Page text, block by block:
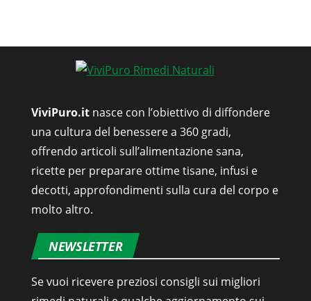
ViviPuro.it nasce con l’obiettivo di diffondere
una cultura del benessere a 360 gradi,
offrendo articoli sull’alimentazione sana,
ricette per preparare ottime tisane, infusi e
decotti, approfondimenti sulla cura del corpo e
molto altro.
NEWSLETTER
Se vuoi ricevere preziosi consigli sui migliori